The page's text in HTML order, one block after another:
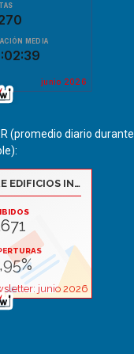
(promedio diario durante